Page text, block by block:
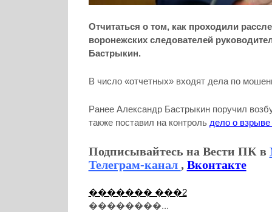
Отчитаться о том, как проходили
воронежских следователей
Бастрыкин.
В число «отчетных» входят дела по
Ранее Александр Бастрыкин поручил
также поставил на контроль дело о взрыве
Подписывайтесь на Вести ПК в
Телеграм-канал , Вконтакте
������� ���2
��������...